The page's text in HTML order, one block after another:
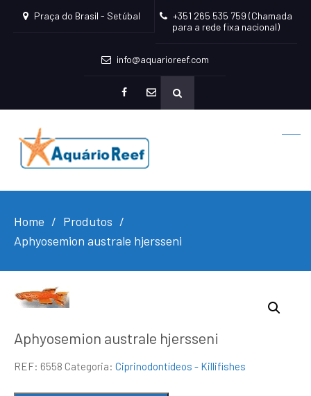
Praça do Brasil - Setúbal
+351 265 535 759 (Chamada
para a rede fixa nacional)
info@aquarioreef.com
mailto
Home
Produtos
Aphyosemion australe hjersseni
Aphyosemion australe hjersseni
REF: 6558 Categoria: Ciprinodontídeos - Killifishes